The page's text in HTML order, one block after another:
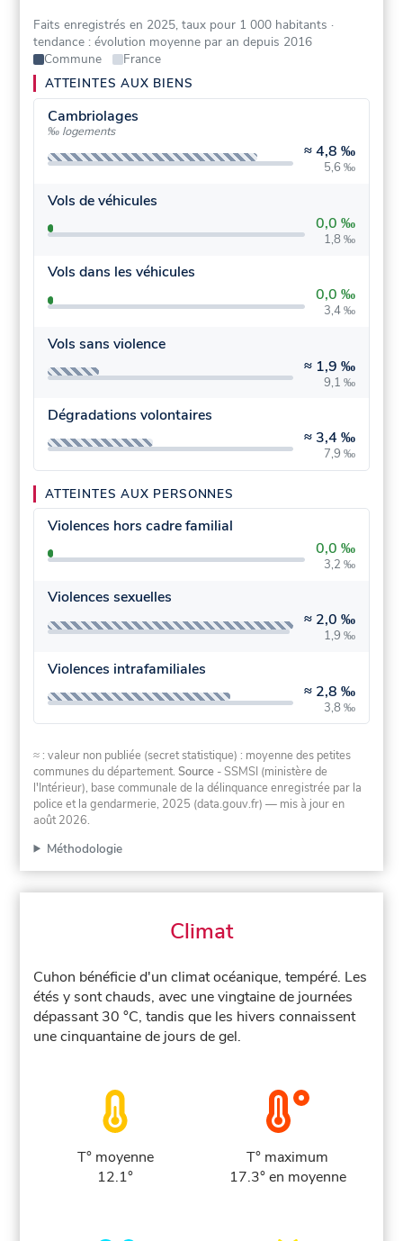
Faits enregistrés en 2025, taux pour 1 000 habitants ·
tendance : évolution moyenne par an depuis 2016
Commune
France
ATTEINTES AUX BIENS
Cambriolages
‰ logements
≈4,8 ‰
5,6 ‰
Vols de véhicules
0,0 ‰
1,8 ‰
Vols dans les véhicules
0,0 ‰
3,4 ‰
Vols sans violence
≈ 1,9 ‰
9,1 ‰
Dégradations volontaires
≈ 3,4 ‰
7,9 ‰
ATTEINTES AUX PERSONNES
Violences hors cadre familial
0,0 ‰
3,2 ‰
Violences sexuelles
≈ 2,0 ‰
1,9 ‰
Violences intrafamiliales
≈ 2,8 ‰
3,8 ‰
≈ : valeur non publiée (secret statistique) : moyenne des petites
communes du département.Source - SSMSI (ministère de
l'Intérieur), base communale de la délinquance enregistrée par la
police et la gendarmerie, 2025 (data.gouv.fr) — mis à jour en
août 2026.
Méthodologie
Climat
Cuhon bénéficie d'un climat océanique, tempéré. Les
étés y sont chauds, avec une vingtaine de journées
dépassant 30 °C, tandis que les hivers connaissent
une cinquantaine de jours de gel.
T° moyenne
12.1°
T° maximum
17.3° en moyenne